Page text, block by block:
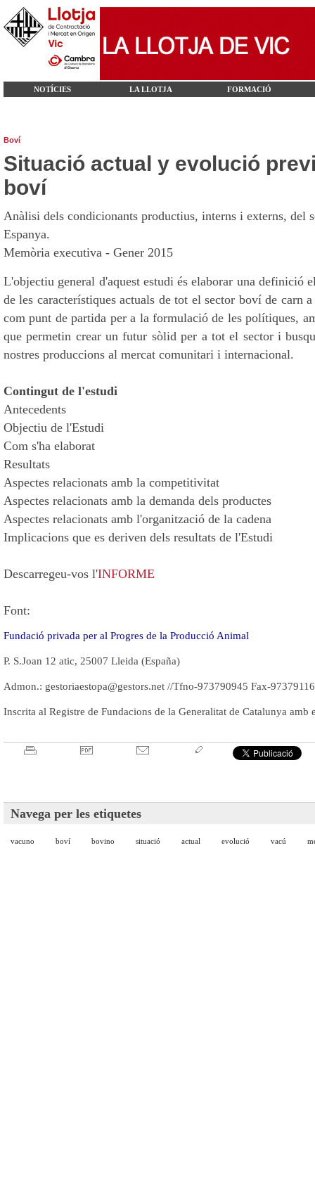
NOTÍCIES LA LLOTJA FORMACIÓ
Boví
Situació actual y evolució
boví
Anàlisi dels condicionants productius, interns i externs, del
Espanya.
Memòria executiva - Gener 2015
L'objectiu general d'aquest estudi és elaborar una definició
de les característiques actuals de tot el sector boví de carn
compunt de partida per a la formulació de les polítiques,
quepermetin crear un futur sòlid per a tot el sector i
nostres produccions al mercat comunitari i internacional.
Contingut de l'estudi
Antecedents
Objectiu de l'Estudi
Com s'ha elaborat
Resultats
Aspectes relacionats amb la competitivitat
Aspectes relacionats amb la demanda dels productes
Aspectes relacionats amb l'organització de la cadena
Implicacions que es deriven dels resultats de l'Estudi
Descarregeu-vos l'INFORME
Font:
Fundació privada per al Progres de la Producció Animal
P. S.Joan 12 atic, 25007 Lleida (España)
Admon.: gestoriaestopa@gestors.net //Tfno-973790945 Fax-
Inscrita al Registre de Fundacions de la Generalitat de Catalunya amb
Navega per les etiquetes
vacuno boví bovino situació actual evolució vacú